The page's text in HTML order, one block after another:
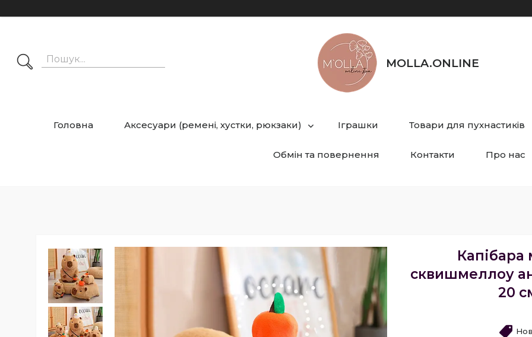
MOLLA.ONLINE
Головна Аксесуари (ремені, хустки, рюкзаки) Іграшки Товари для пухнастиків
Обмін та повернення Контакти Про нас
сквишмеллоу
20